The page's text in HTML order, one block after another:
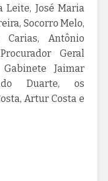
Leite, José Maria
Socorro Melo,
Antônio
Geral
Jaimar
Duarte, os
Artur Costa e